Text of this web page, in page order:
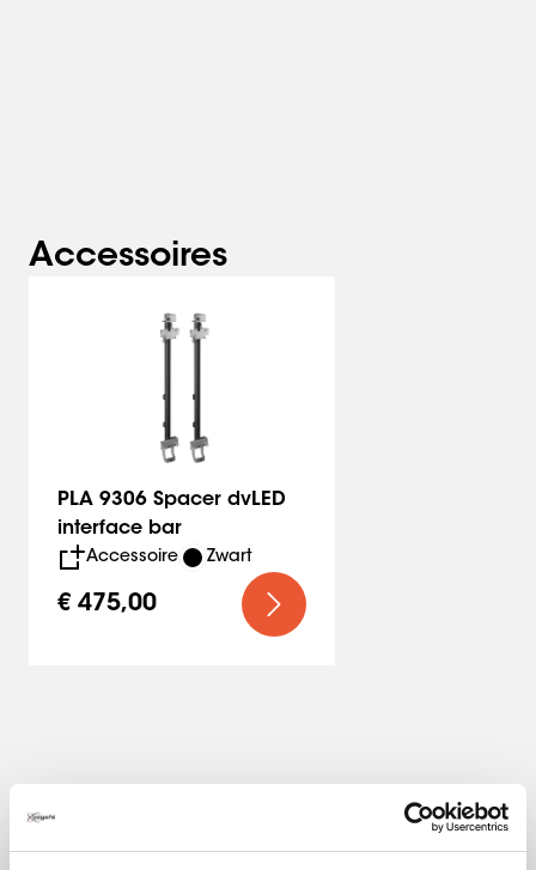
Accessoires
PLA 9306 Spacer dvLED
interface bar
Accessoire Zwart
€ 475,00